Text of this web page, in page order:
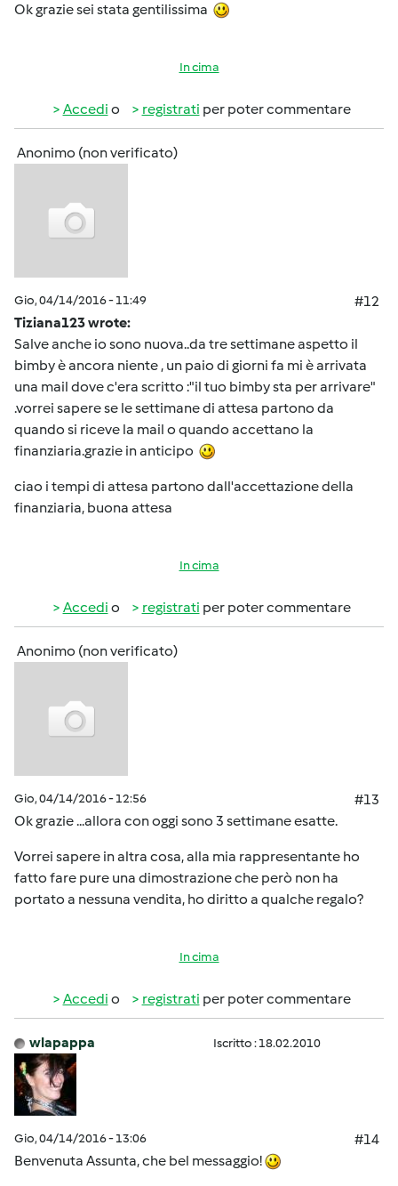
Ok grazie sei stata gentilissima
In cima
Accedi o registrati per poter commentare
Anonimo (non verificato)
Gio, 04/14/2016 - 11:49
#12
Tiziana123 wrote:
Salve anche io sono nuova..da tre settimane aspetto il
bimby è ancora niente , un paio di giorni fa mi è arrivata
una mail dove c'era scritto :"il tuo bimby sta per arrivare"
.vorrei sapere se le settimane di attesa partono da
quando si riceve la mail o quando accettano la
finanziaria.grazie in anticipo
ciao i tempi di attesa partono dall'accettazione della
finanziaria, buona attesa
In cima
Accedi o registrati per poter commentare
Anonimo (non verificato)
Gio, 04/14/2016 - 12:56
#13
Ok grazie ...allora con oggi sono 3 settimane esatte.
Vorrei sapere in altra cosa, alla mia rappresentante ho
fatto fare pure una dimostrazione che però non ha
portato a nessuna vendita, ho diritto a qualche regalo?
In cima
Accedi o registrati per poter commentare
wlapappa Iscritto : 18.02.2010
Gio, 04/14/2016 - 13:06
#14
Benvenuta Assunta, che bel messaggio!